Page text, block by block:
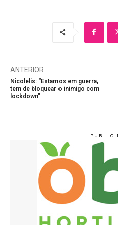
ANTERIOR
Nicolelis: “Estamos em guerra,
tem de bloquear o inimigo com
lockdown”